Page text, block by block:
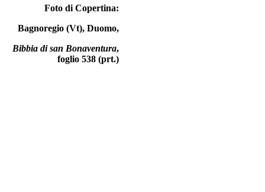
Foto di Copertina:
Bagnoregio (Vt), Duomo,
Bibbia di san Bonaventura,
foglio 538 (prt.)